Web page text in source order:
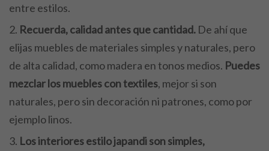
entre estilos.
Recuerda, calidad antes que cantidad. De ahí que
elijas muebles de materiales simples y naturales, pero
de alta calidad, como madera en tonos medios. Puedes
mezclar los muebles con textiles, mejor si son
naturales, pero sin decoración ni patrones, como por
ejemplo linos.
Los interiores estilo japandi son simples,